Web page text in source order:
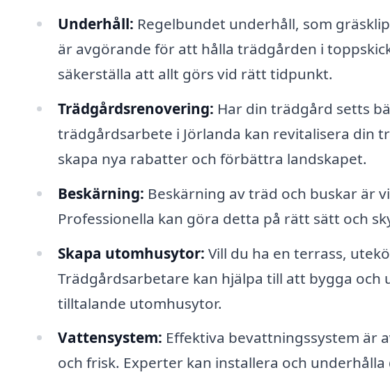
Underhåll: Regelbundet underhåll, som
är avgörande för att hålla trädgården i
säkerställa att allt görs vid rätt tidpunkt.
Trädgårdsrenovering: Har din trädgård setts
trädgårdsarbete i Jörlanda kan revitalisera din
skapa nya rabatter och förbättra landskapet.
Beskärning: Beskärning av träd och buskar är
Professionella kan göra detta på rätt sätt och
Skapa utomhusytor: Vill du ha en terrass,
Trädgårdsarbetare kan hjälpa till att bygga
tilltalande utomhusytor.
Vattensystem: Effektiva bevattningssystem är
och frisk. Experter kan installera och